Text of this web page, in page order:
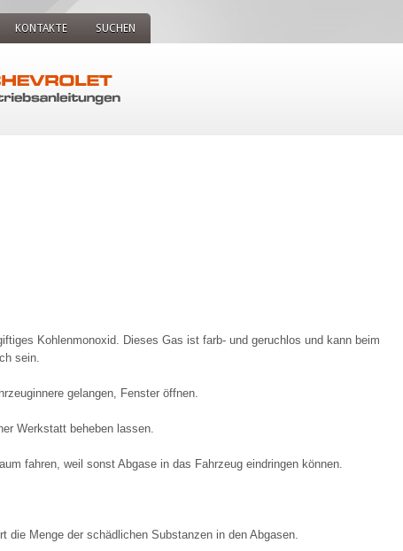
KONTAKTE SUCHEN
Kohlenmonoxid. Dieses Gas ist farb- und geruchlos und kann beim
sein.
gelangen, Fenster öffnen.
Werkstatt beheben lassen.
fahren, weil sonst Abgase in das Fahrzeug eindringen können.
die Menge der schädlichen Substanzen in den Abgasen.